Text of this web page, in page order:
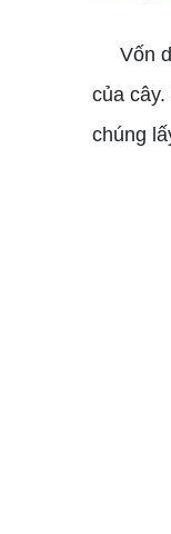
Vốn dĩ
của
chúng